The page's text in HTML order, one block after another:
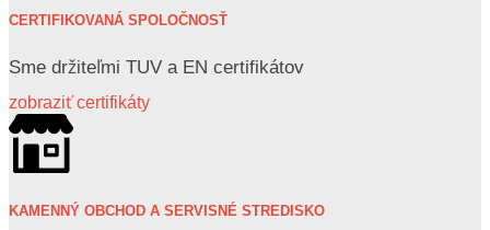
CERTIFIKOVANÁ SPOLOČNOSŤ
Sme držiteľmi TUV a EN certifikátov
zobraziť certifikáty
KAMENNÝ OBCHOD A SERVISNÉ STREDISKO